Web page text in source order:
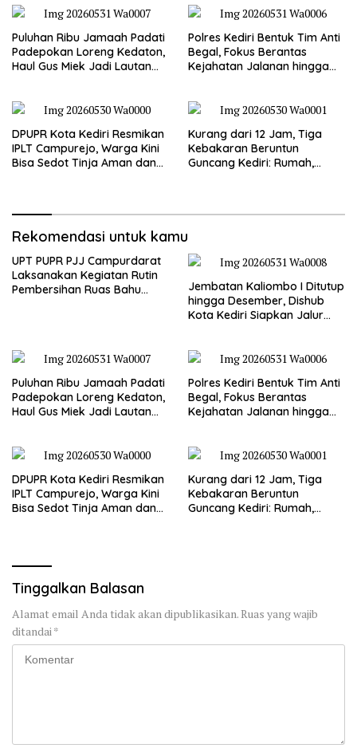
Puluhan Ribu Jamaah Padati
Padepokan Loreng Kedaton,
Haul Gus Miek Jadi Lautan
Polres Kediri Bentuk Tim Anti
Begal, Fokus Berantas
Kejahatan Jalanan hingga
DPUPR Kota Kediri Resmikan
IPLT Campurejo, Warga Kini
Bisa Sedot Tinja Aman dan
Kurang dari 12 Jam, Tiga
Kebakaran Beruntun
Guncang Kediri: Rumah,
Rekomendasi untuk kamu
UPT PUPR PJJ Campurdarat
Laksanakan Kegiatan Rutin
Pembersihan Ruas Bahu
Jembatan Kaliombo I Ditutup
hingga Desember, Dishub
Kota Kediri Siapkan Jalur
Puluhan Ribu Jamaah Padati
Padepokan Loreng Kedaton,
Haul Gus Miek Jadi Lautan
Polres Kediri Bentuk Tim Anti
Begal, Fokus Berantas
Kejahatan Jalanan hingga
DPUPR Kota Kediri Resmikan
IPLT Campurejo, Warga Kini
Bisa Sedot Tinja Aman dan
Kurang dari 12 Jam, Tiga
Kebakaran Beruntun
Guncang Kediri: Rumah,
Tinggalkan Balasan
Alamat email Anda tidak akan dipublikasikan.Ruas yang wajib
ditandai *